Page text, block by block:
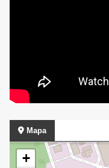
Mapa
+